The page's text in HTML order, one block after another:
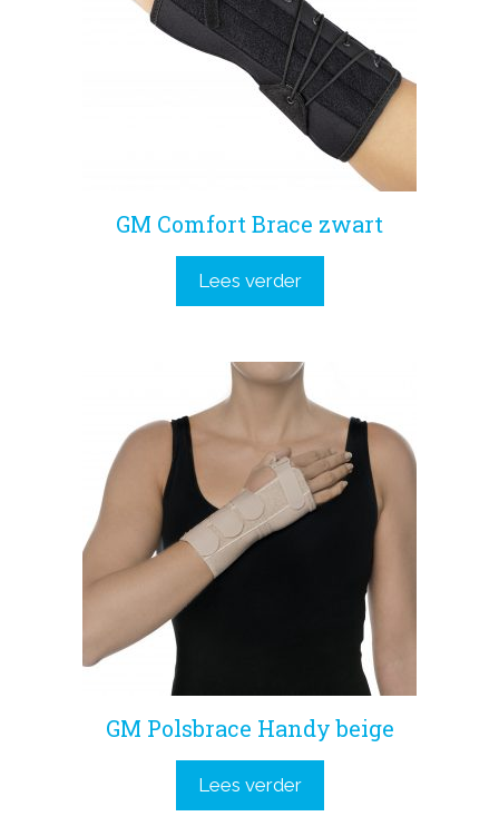
GM Comfort Brace zwart
Lees verder
GM Polsbrace Handy beige
Lees verder